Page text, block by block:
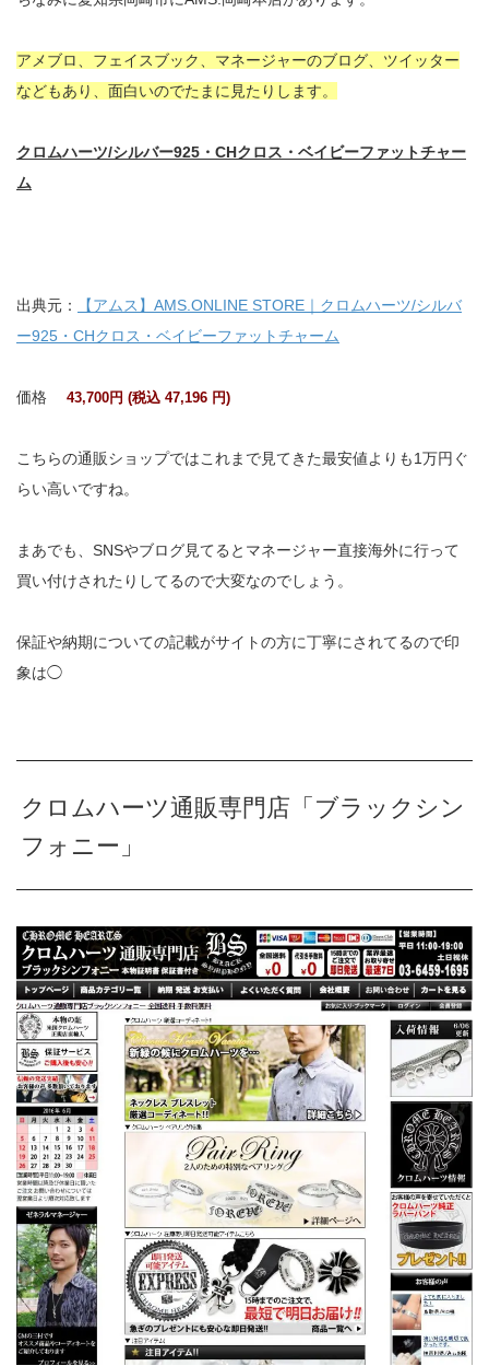
アメブロ、フェイスブック、マネージャーのブログ、ツイッター
などもあり、面白いのでたまに見たりします。
クロムハーツ/シルバー925・CHクロス・ベイビーファットチャー
ム
出典元：
【アムス】AMS.ONLINE STORE｜クロムハーツ/シルバ
ー925・CHクロス・ベイビーファットチャーム
価格 43,700円 (税込 47,196 円)
こちらの通販ショップではこれまで見てきた最安値よりも1万円ぐ
らい高いですね。
まあでも、SNSやブログ見てるとマネージャー直接海外に行って
買い付けされたりしてるので大変なのでしょう。
保証や納期についての記載がサイトの方に丁寧にされてるので印
象は◯
クロムハーツ通販専門店「ブラックシン
フォニー」